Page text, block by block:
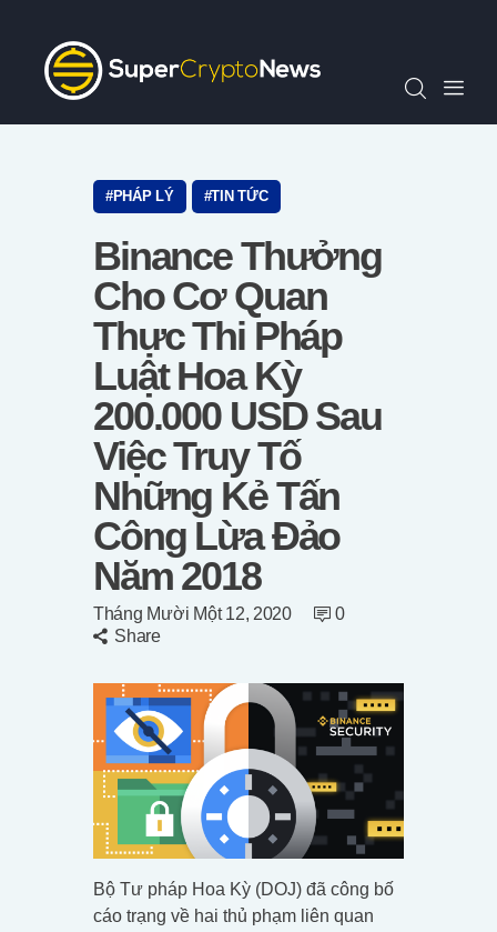
Chỉ Số SCN30
Tin Tức
Quan Điểm
Video
Tiếng Việt
PHÁP LÝ TIN TỨC
Binance Thưởng
Cho Cơ Quan
Thực Thi Pháp
Luật Hoa Kỳ
200.000 USD Sau
Việc Truy Tố
Những Kẻ Tấn
Công Lừa Đảo
Năm 2018
Tháng Mười Một 12, 2020
0
Share
Bộ Tư pháp Hoa Kỳ (DOJ) đã công bố
cáo trạng về hai thủ phạm liên quan